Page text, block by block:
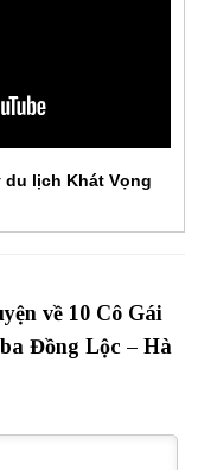
du lịch Khát Vọng
về 10 Cô Gái
Đồng Lộc – Hà